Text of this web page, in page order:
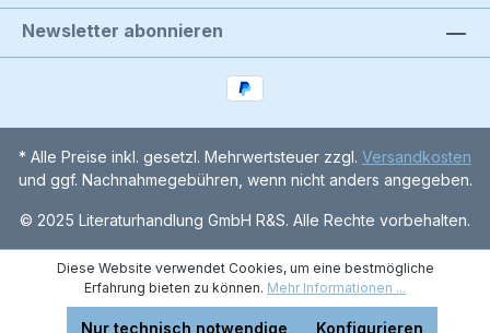
Newsletter abonnieren
* Alle Preise inkl. gesetzl. Mehrwertsteuer zzgl. Versandkosten
und ggf. Nachnahmegebühren, wenn nicht anders angegeben.
© 2025 Literaturhandlung GmbH R&S. Alle Rechte vorbehalten.
Diese Website verwendet Cookies, um eine bestmögliche
Erfahrung bieten zu können. Mehr Informationen ...
Nur technisch notwendige Konfigurieren